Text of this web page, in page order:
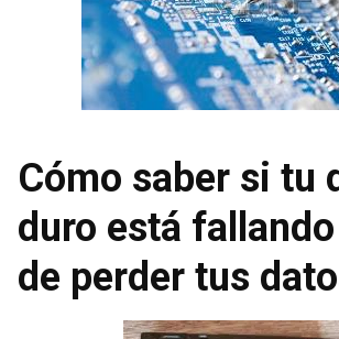
Cómo saber si tu
duro está
de perder tus